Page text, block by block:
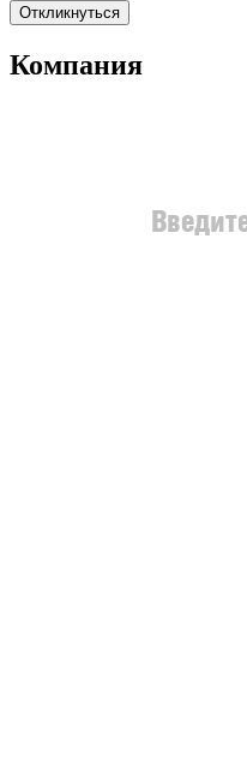
Откликнуться
Компания